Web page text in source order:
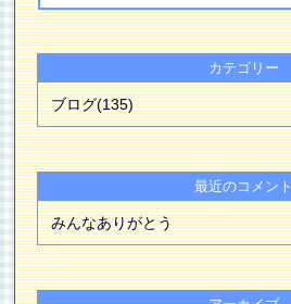
カテゴリー
ブログ(135)
最近のコメント
みんなありがとう